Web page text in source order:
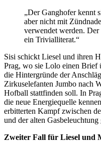
„Der Ganghofer kennt
aber nicht mit
verwendet werden. Der
ein Trivialliterat.“
Sisi schickt Liesel und ihren
Prag, wo sie Lolo einen Brief
die Hintergründe der
Zirkuselefanten Jumbo nach
Hofball stattfinden soll. In
die neue Energiequelle
erbitterten Kampf zwischen
und der alten
Zweiter Fall für Liesel und